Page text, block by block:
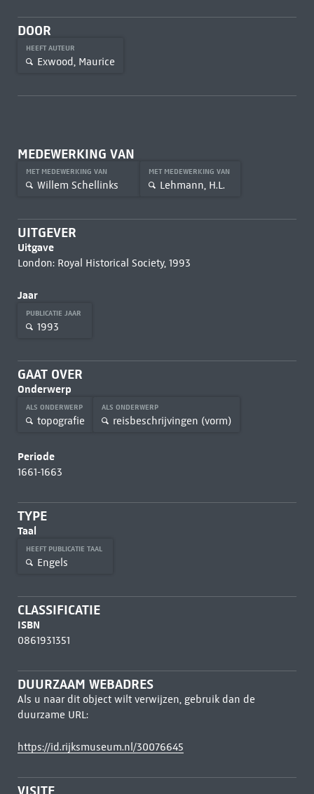
DOOR
HEEFT AUTEUR
Exwood, Maurice
MEDEWERKING VAN
MET MEDEWERKING VAN
Willem Schellinks
MET MEDEWERKING VAN
Lehmann, H.L.
UITGEVER
Uitgave
London: Royal Historical Society, 1993
Jaar
PUBLICATIE JAAR
1993
GAAT OVER
Onderwerp
ALS ONDERWERP
topografie
ALS ONDERWERP
reisbeschrijvingen (vorm)
Periode
1661-1663
TYPE
Taal
HEEFT PUBLICATIE TAAL
Engels
CLASSIFICATIE
ISBN
0861931351
DUURZAAM WEBADRES
Als u naar dit object wilt verwijzen, gebruik dan de
duurzame URL:
https://id.rijksmuseum.nl/30076645